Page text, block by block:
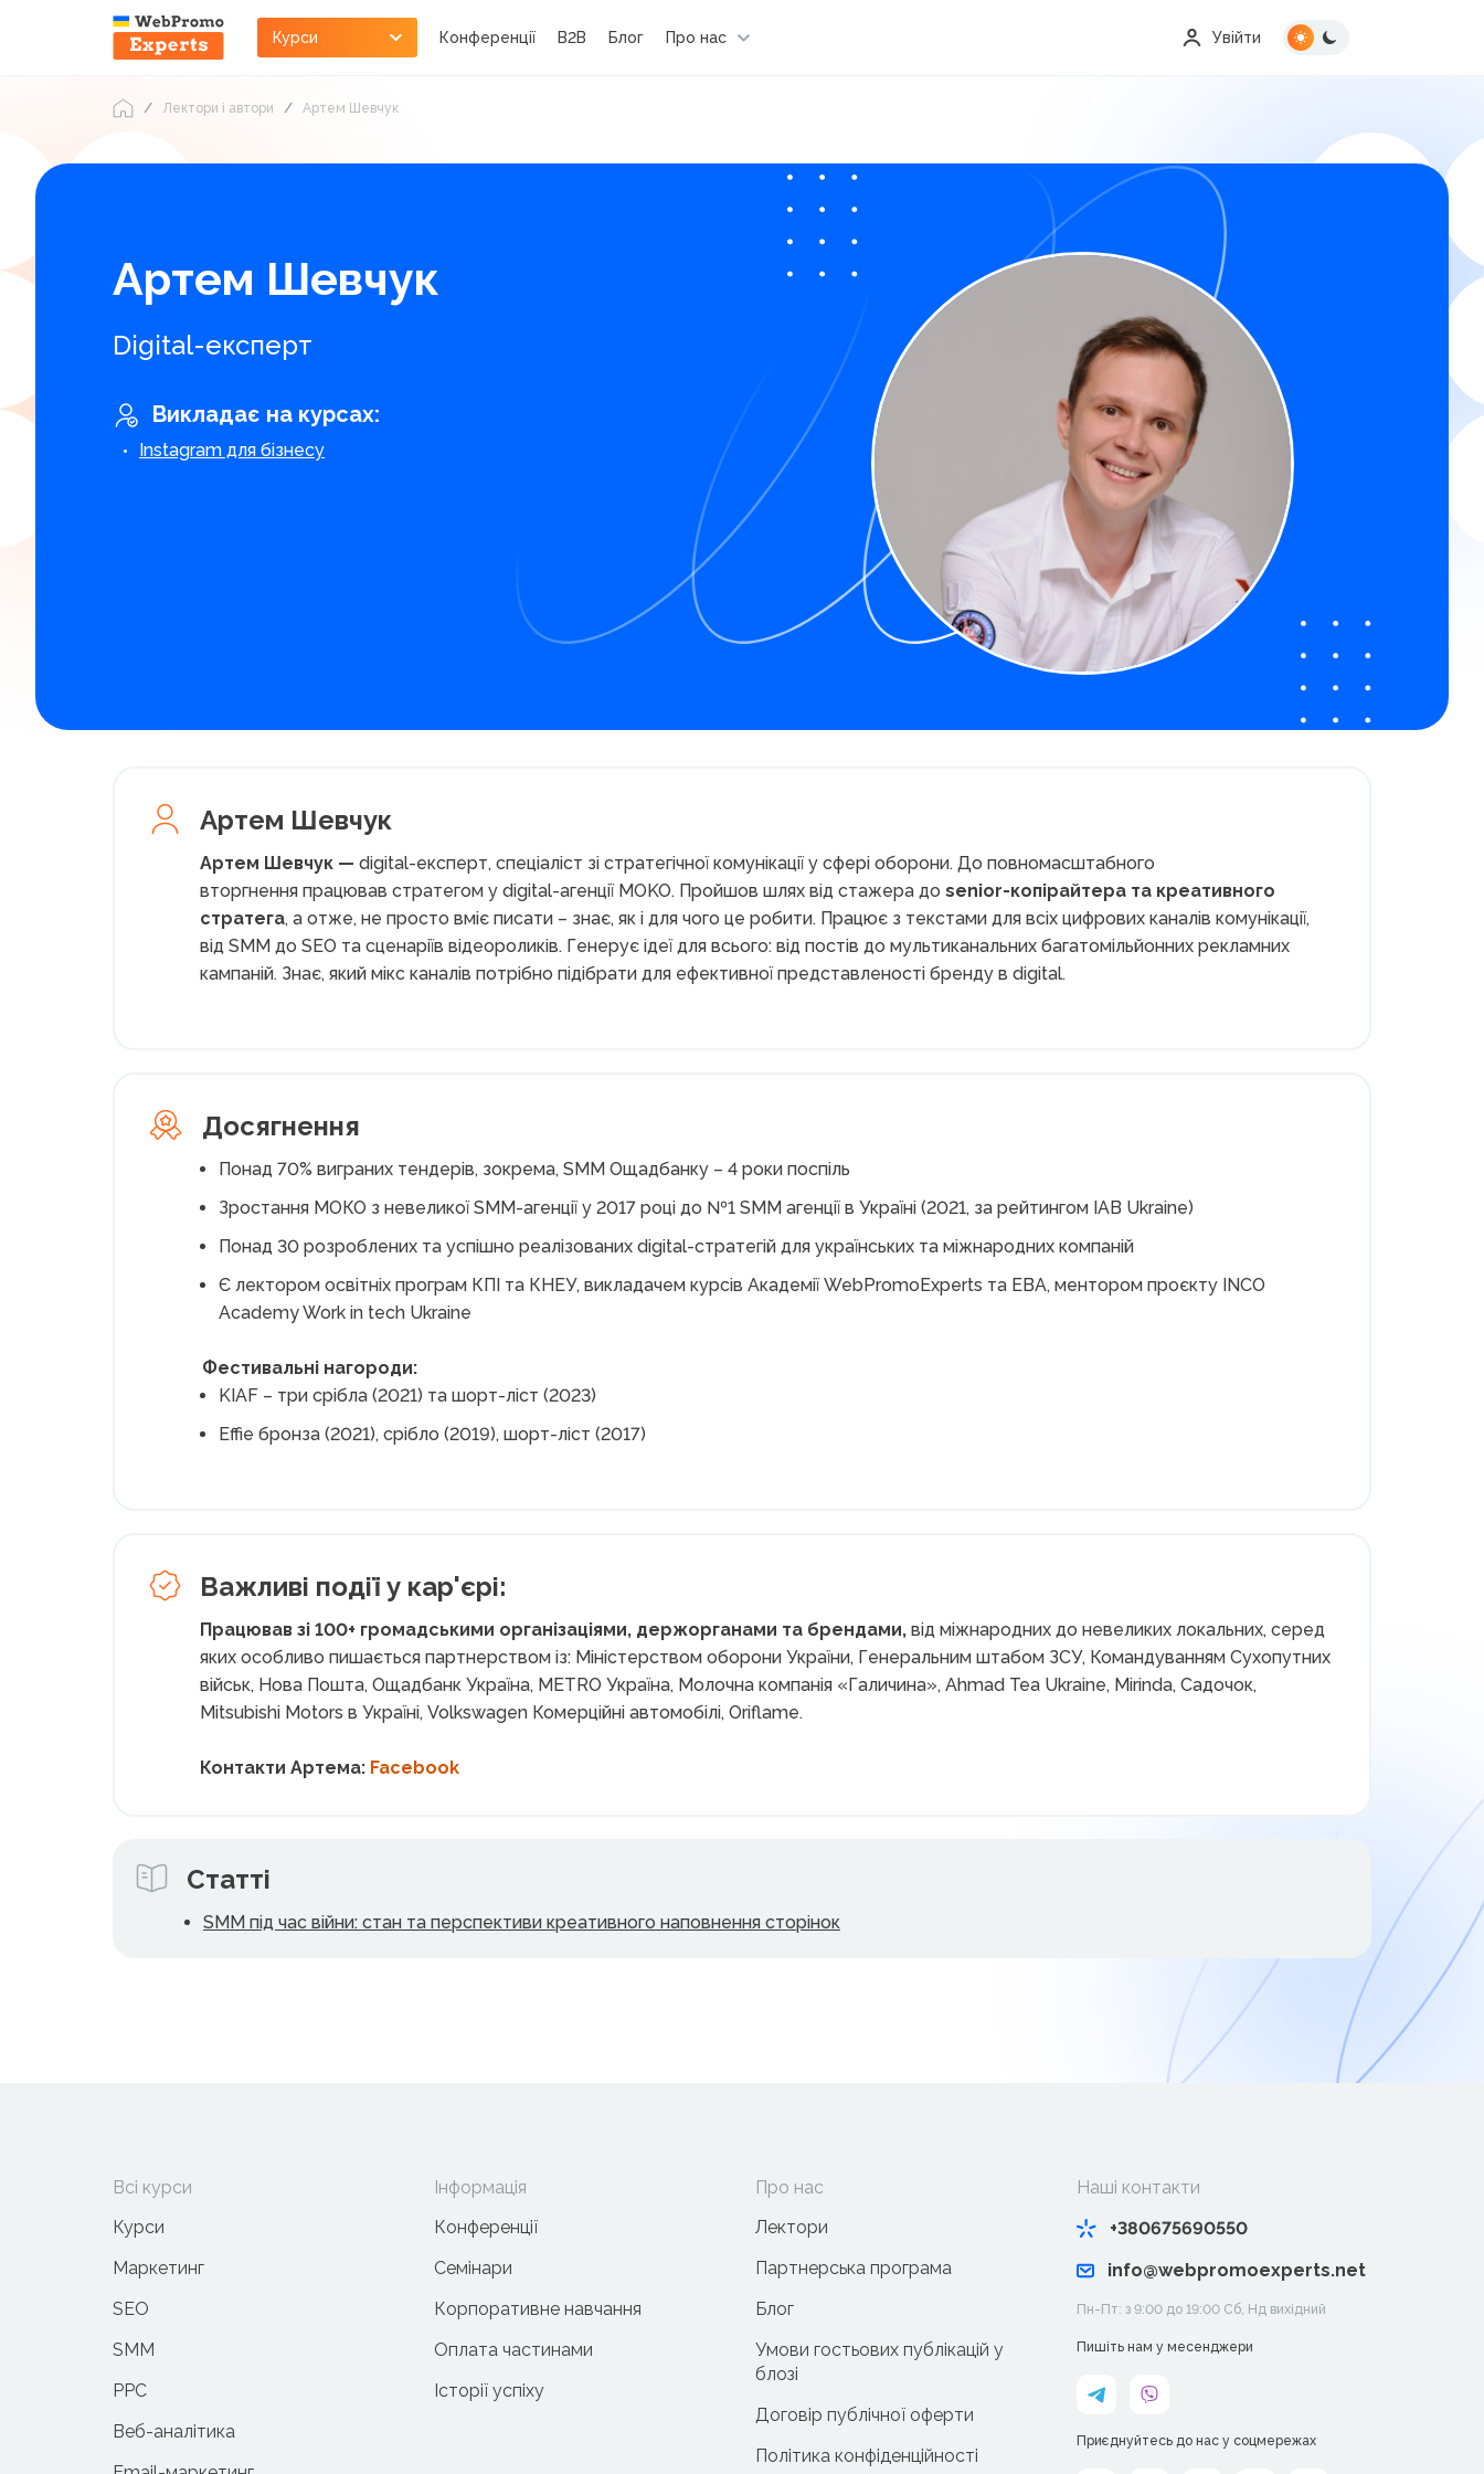
Курси Конференції B2B Блог Про нас Увійти
Лектори і автори Артем Шевчук
Артем Шевчук
Digital-експерт
Викладає на курсах:
Instagram для бізнесу
Артем Шевчук
Артем Шевчук — digital-експерт, спеціаліст зі стратегічної комунікації у сфері оборони. До повномасштабного
вторгнення працював стратегом у digital-агенції MOKO. Пройшов шлях від стажера до senior-копірайтера та креативного
стратега, а отже, не просто вміє писати – знає, як і для чого це робити. Працює з текстами для всіх цифрових каналів комунікації,
від SMM до SEO та сценаріїв відеороликів. Генерує ідеї для всього: від постів до мультиканальних багатомільйонних рекламних
кампаній. Знає, який мікс каналів потрібно підібрати для ефективної представленості бренду в digital.
Досягнення
Понад 70% виграних тендерів, зокрема, SMM Ощадбанку – 4 роки поспіль
Зростання МОКО з невеликої SMM-агенції у 2017 році до №1 SMM агенції в Україні (2021, за рейтингом IAB Ukraine)
Понад 30 розроблених та успішно реалізованих digital-стратегій для українських та міжнародних компаній
Є лектором освітніх програм КПІ та КНЕУ, викладачем курсів Академії WebPromoExperts та EBA, ментором проєкту INCO
Academy Work in tech Ukraine
Фестивальні нагороди:
KIAF – три срібла (2021) та шорт-ліст (2023)
Effie бронза (2021), срібло (2019), шорт-ліст (2017)
Важливі події у кар'єрі:
Працював зі 100+ громадськими організаціями, держорганами та брендами, від міжнародних до невеликих локальних, серед
яких особливо пишається партнерством із: Міністерством оборони України, Генеральним штабом ЗСУ, Командуванням Сухопутних
військ, Нова Пошта, Ощадбанк Україна, METRO Україна, Молочна компанія «Галичина», Ahmad Tea Ukraine, Mirinda, Садочок,
Mitsubishi Motors в Україні, Volkswagen Комерційні автомобілі, Oriflame.
Контакти Артема: Facebook
Статті
SMM під час війни: стан та перспективи креативного наповнення сторінок
Всі курси
Курси
Маркетинг
SEO
SMM
PPC
Веб-аналітика
Інформація
Конференції
Семінари
Корпоративне навчання
Оплата частинами
Історії успіху
Про нас
Лектори
Партнерська програма
Блог
Умови гостьових публікацій у
блозі
Договір публічної оферти
Політика конфіденційності
Наші контакти
+380675690550
info@webpromoexperts.net
Пн-Пт: з 9:00 до 19:00 Cб, Нд вихідний
Пишіть нам у месенджери
Приєднуйтесь до нас у соцмережах